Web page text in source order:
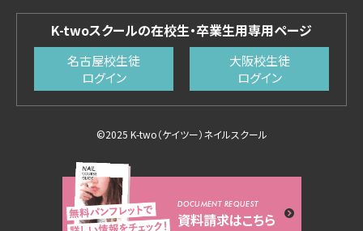
K-twoスクールの在校生・卒業生用専用ページ
名古屋校生徒
ログイン
大阪校生徒
ログイン
©2025 K-two（ケイツー）ネイルスクール
DOCUMENT REQUEST
資料請求はこちら